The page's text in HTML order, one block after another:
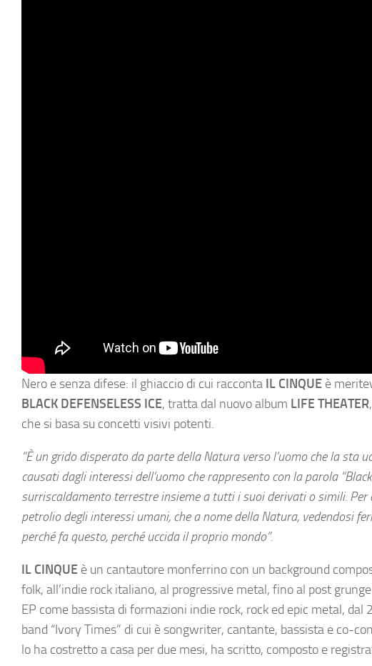
Nero e senza difese: il ghiaccio di cui racconta IL CINQUE è
BLACK DEFENSELESS ICE, tratta dal nuovo album LIFE THEATER
che si basa su concetti visivi potenti.
“È un grido disperato da parte della Natura verso l’uomo che la sta
causati dagli interessi dell’uomo che rappresento con la parola
surriscaldamento terrestre insieme a tutti i suoi derivati o simili.
petrolio degli interessi umani, che a nome della Natura, vedendosi
perché fa questo, perché uccida il proprio mondo”.
IL CINQUE è un cantautore monferrino con un background
folk, all’indie rock italiano, al progressive metal, fino al post
EP come bassista di formazioni indie rock, rock ed epic metal,
band “Ivory Times” di cui è songwriter, cantante, bassista e co-
lo ha costretto a casa per due mesi, ha scritto, composto e